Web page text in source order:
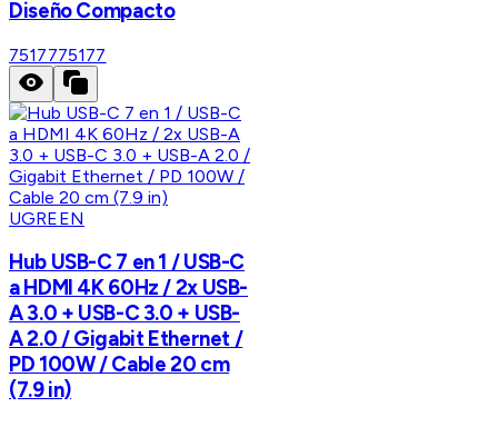
Diseño Compacto
7517775177
UGREEN
Hub USB-C 7 en 1 / USB-C
a HDMI 4K 60Hz / 2x USB-
A 3.0 + USB-C 3.0 + USB-
A 2.0 / Gigabit Ethernet /
PD 100W / Cable 20 cm
(7.9 in)